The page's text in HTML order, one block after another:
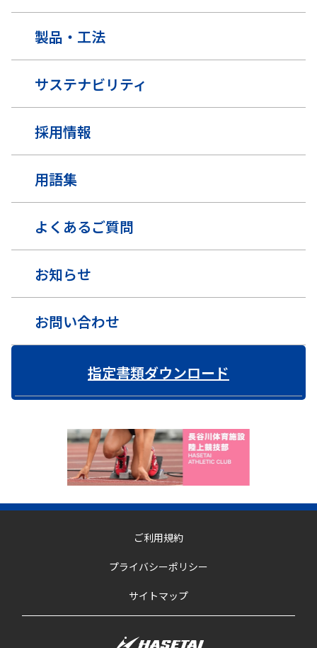
製品・工法
サステナビリティ
採用情報
用語集
よくあるご質問
お知らせ
お問い合わせ
指定書類ダウンロード
ご利用規約
プライバシーポリシー
サイトマップ